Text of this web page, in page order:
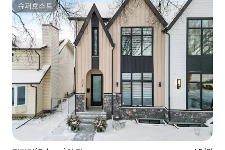
슈퍼호스트
슈퍼호스트